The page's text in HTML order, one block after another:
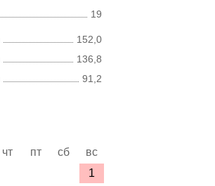
19
152,0
136,8
91,2
чт пт сб
вс
1